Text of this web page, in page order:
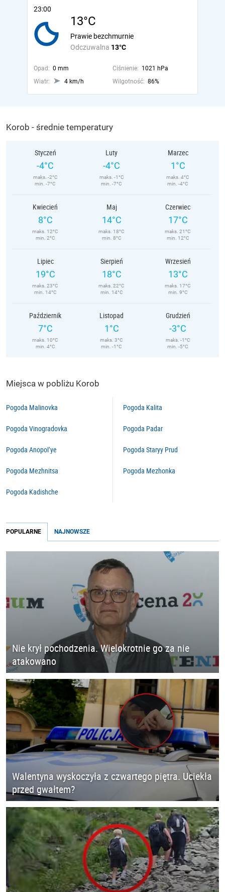
23:00
13°C
Odczuwalna 13°C
Prawie bezchmurnie
Opad: 0 mm Ciśnienie: 1021 hPa
Wiatr:
4 km/h Wilgotność: 86%
Korob - średnie temperatury
Styczeń
-4°C
maks. -2°C
min. -7°C
Luty
-4°C
maks. -1°C
min. -7°C
Marzec
1°C
maks. 4°C
min. -4°C
Kwiecień
8°C
maks. 12°C
min. 2°C
Maj
14°C
maks. 18°C
min. 8°C
Czerwiec
17°C
maks. 21°C
min. 12°C
Lipiec
19°C
maks. 23°C
min. 14°C
Sierpień
18°C
maks. 22°C
min. 14°C
Wrzesień
13°C
maks. 17°C
min. 9°C
Październik
7°C
maks. 10°C
min. 4°C
Listopad
1°C
maks. 3°C
min. -1°C
Grudzień
-3°C
maks. -1°C
min. -5°C
Miejsca w pobliżu Korob
Pogoda Malinovka
Pogoda Vinogradovka
Pogoda Anopol’ye
Pogoda Mezhnitsa
Pogoda Kadishche
Pogoda Kalita
Pogoda Padar
Pogoda Staryy Prud
Pogoda Mezhonka
POPULARNE NAJNOWSZE
Nie krył pochodzenia. Wielokrotnie go za nie
atakowano
Walentyna wyskoczyła z czwartego piętra. Uciekła
przed gwałtem?